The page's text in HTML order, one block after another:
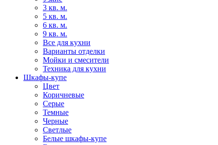
3 кв. м.
5 кв. м.
6 кв. м.
9 кв. м.
Все для кухни
Варианты отделки
Мойки и смесители
Техника для кухни
Шкафы-купе
Цвет
Коричневые
Серые
Темные
Черные
Светлые
Белые шкафы-купе